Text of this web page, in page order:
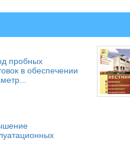
пробных
в обеспечении